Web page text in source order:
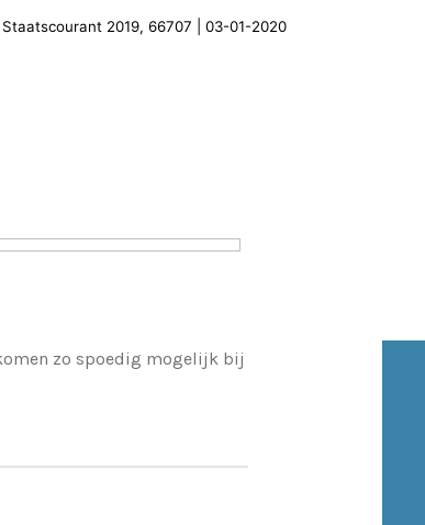
2019, 66707 | 03-01-2020
zo spoedig mogelijk bij